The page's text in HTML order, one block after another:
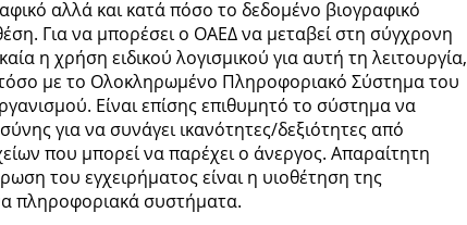
αλλά και κατά πόσο το δεδομένο βιογραφικό
Για να μπορέσει ο ΟΑΕΔ να μεταβεί στη σύγχρονη
η χρήση ειδικού λογισμικού για αυτή τη λειτουργία,
με το Ολοκληρωμένο Πληροφοριακό Σύστημα του
Είναι επίσης επιθυμητό το σύστημα να
για να συνάγει ικανότητες/δεξιότητες από
που μπορεί να παρέχει ο άνεργος. Απαραίτητη
του εγχειρήματος είναι η υιοθέτηση της
πληροφοριακά συστήματα.